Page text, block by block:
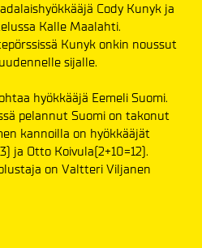
Cody Kunyk ja
Kalle Maalahti.
Kunyk onkin noussut
sijalle.
hyökkääjä Eemeli Suomi.
pelannut Suomi on takonut
kannoilla on hyökkääjät
ja Otto Koivula(2+10=12).
on Valtteri Viljanen